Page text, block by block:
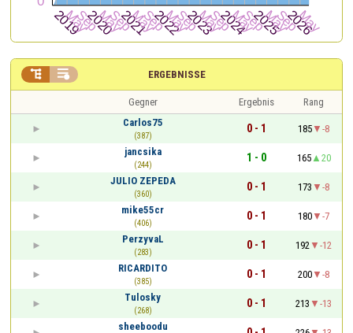
ERGEBNISSE
 
Gegner Ergebnis
Rang
Carlos75
(387)
0 - 1 185
-8
jancsika
(244)
1 - 0 165
20
JULIO ZEPEDA
(360)
0 - 1 173
-8
mike55cr
(406)
0 - 1 180
-7
PerzyvaL
(283)
0 - 1 192
-12
RICARDITO
(385)
0 - 1 200
-8
Tulosky
(268)
0 - 1 213
-13
sheeboodu